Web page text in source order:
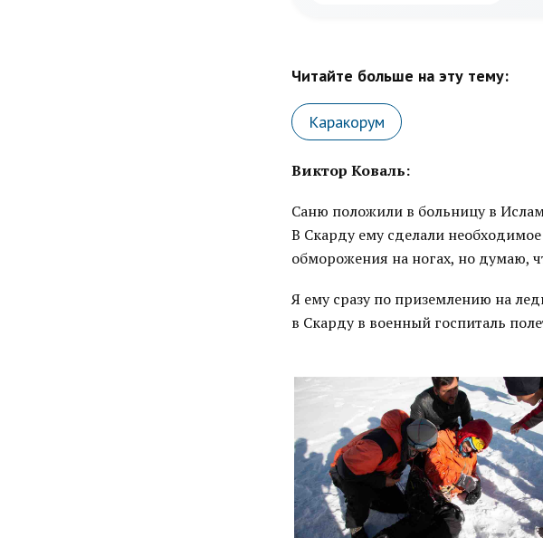
Читайте больше на эту тему:
Каракорум
Виктор Коваль:
Саню положили в больницу в
В Скарду ему сделали
обморожения на ногах, но думаю,
Я ему сразу по приземлению на
в Скарду в военный госпиталь